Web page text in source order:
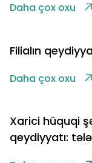
Daha çox oxu
Filialın
Daha çox oxu
Xarici hüquqi
qeydiyyatı: